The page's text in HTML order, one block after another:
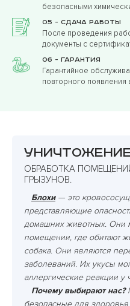
безопасными
05 - Сдача работы
После проведения
документы с
06 - Гарантия
Гарантийное
повторного появления
ОБРАБОТКА
ГРЫЗУНОВ.
Блохи— это
представляющие
домашних животных. Они
помещении, где обитают
собака. Они являются
заболеваний. Их укусы
аллергические реакции у
Почему выбирают нас?
безопасные для